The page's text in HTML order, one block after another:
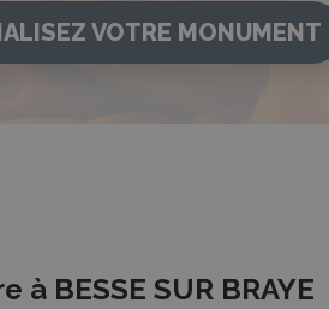
VOTRE MONUMENT
BESSE SUR BRAYE